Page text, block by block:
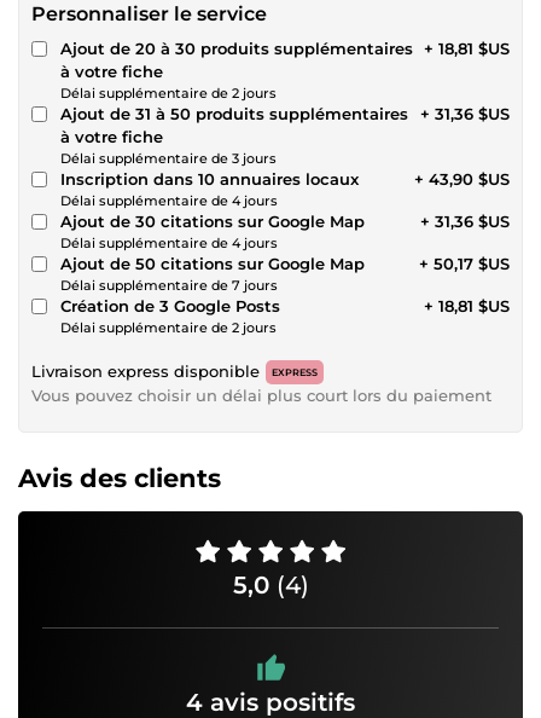
Personnaliser le service
Ajout de 20 à 30 produits supplémentaires
à votre fiche
Délai supplémentaire de 2 jours
+ 18,81 $US
Ajout de 31 à 50 produits supplémentaires
à votre fiche
Délai supplémentaire de 3 jours
+ 31,36 $US
Inscription dans 10 annuaires locaux
Délai supplémentaire de 4 jours
+ 43,90 $US
Ajout de 30 citations sur Google Map
Délai supplémentaire de 4 jours
+ 31,36 $US
Ajout de 50 citations sur Google Map
Délai supplémentaire de 7 jours
+ 50,17 $US
Création de 3 Google Posts
Délai supplémentaire de 2 jours
+ 18,81 $US
Livraison express disponible EXPRESS
Vous pouvez choisir un délai plus court lors du paiement
Avis des clients
5,0 (4)
4 avis positifs